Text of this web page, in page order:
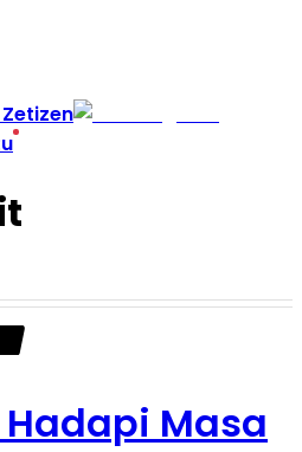
Zetizen
Hadapi Masa